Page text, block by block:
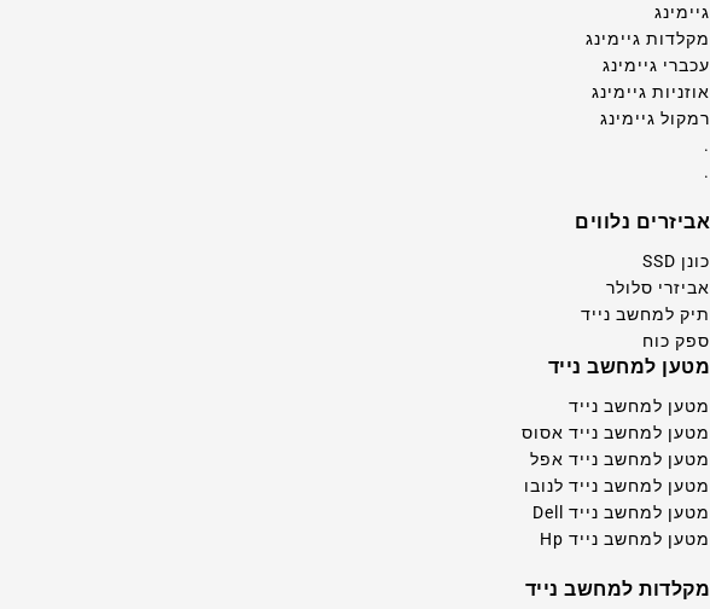
גיימינג
מקלדות גיימינג
עכברי גיימינג
אוזניות גיימינג
רמקול גיימינג
.
.
אביזרים נלווים
כונן SSD
אביזרי סלולר
תיק למחשב נייד
ספק כוח
מטען למחשב נייד
מטען למחשב נייד
מטען למחשב נייד אסוס
מטען למחשב נייד אפל
מטען למחשב נייד לנובו
מטען למחשב נייד Dell
מטען למחשב נייד Hp
מקלדות למחשב נייד